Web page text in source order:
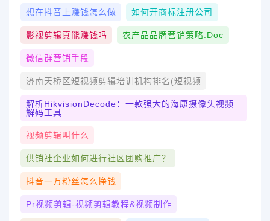
想在抖音上赚钱怎么做 如何开商标注册公司
影视剪辑真能赚钱吗 农产品品牌营销策略.doc
微信群营销手段
济南天桥区短视频剪辑培训机构排名(短视频
解析HikvisionDecode：一款强大的海康摄像头视频
解码工具
视频剪辑叫什么
供销社企业如何进行社区团购推广？
抖音一万粉丝怎么挣钱
Pr视频剪辑-视频剪辑教程&视频制‪作‬